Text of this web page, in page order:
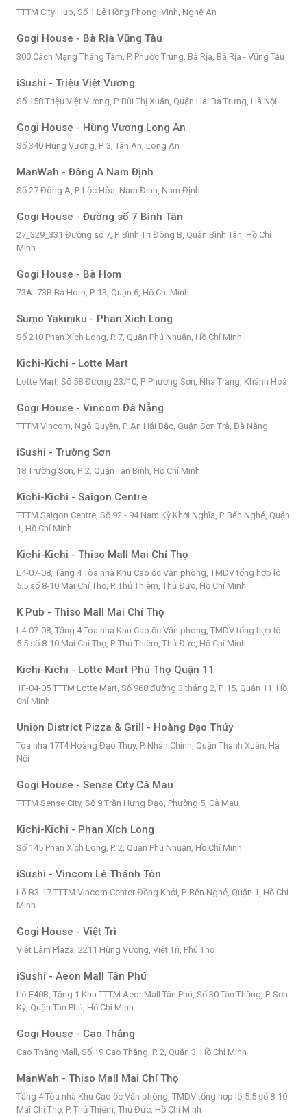
TTTM City Hub, Số 1 Lê Hồng Phong, Vinh, Nghệ An
Gogi House - Bà Rịa Vũng Tàu
300 Cách Mạng Tháng Tám, P. Phước Trung, Bà Rịa, Bà Rịa - Vũng Tàu
iSushi - Triệu Việt Vương
Số 158 Triệu Việt Vương, P. Bùi Thị Xuân, Quận Hai Bà Trưng, Hà Nội
Gogi House - Hùng Vương Long An
Số 340 Hùng Vương, P. 3, Tân An, Long An
ManWah - Đông A Nam Định
Số 27 Đông A, P. Lộc Hòa, Nam Định, Nam Định
Gogi House - Đường số 7 Bình Tân
27_329_331 Đường số 7, P. Bình Trị Đông B, Quận Bình Tân, Hồ Chí
Minh
Gogi House - Bà Hom
73A -73B Bà Hom, P. 13, Quận 6, Hồ Chí Minh
Sumo Yakiniku - Phan Xích Long
Số 210 Phan Xích Long, P. 7, Quận Phú Nhuận, Hồ Chí Minh
Kichi-Kichi - Lotte Mart
Lotte Mart, Số 58 Đường 23/10, P. Phương Sơn, Nha Trang, Khánh Hoà
Gogi House - Vincom Đà Nẵng
TTTM Vincom, Ngô Quyền, P. An Hải Bắc, Quận Sơn Trà, Đà Nẵng
iSushi - Trường Sơn
18 Trường Sơn, P. 2, Quận Tân Bình, Hồ Chí Minh
Kichi-Kichi - Saigon Centre
TTTM Saigon Centre, Số 92 - 94 Nam Kỳ Khởi Nghĩa, P. Bến Nghé, Quận
1, Hồ Chí Minh
Kichi-Kichi - Thiso Mall Mai Chí Thọ
L4-07-08, Tầng 4 Tòa nhà Khu Cao ốc Văn phòng, TMDV tổng hợp lô
5.5 số 8-10 Mai Chí Thọ, P. Thủ Thiêm, Thủ Đức, Hồ Chí Minh
K Pub - Thiso Mall Mai Chí Thọ
L4-07-08, Tầng 4 Tòa nhà Khu Cao ốc Văn phòng, TMDV tổng hợp lô
5.5 số 8-10 Mai Chí Thọ, P. Thủ Thiêm, Thủ Đức, Hồ Chí Minh
Kichi-Kichi - Lotte Mart Phú Thọ Quận 11
1F-04-05 TTTM Lotte Mart, Số 968 đường 3 tháng 2, P. 15, Quận 11, Hồ
Chí Minh
Union District Pizza & Grill - Hoàng Đạo Thúy
Tòa nhà 17T4 Hoàng Đạo Thúy, P. Nhân Chính, Quận Thanh Xuân, Hà
Nội
Gogi House - Sense City Cà Mau
TTTM Sense City, Số 9 Trần Hưng Đạo, Phường 5, Cà Mau
Kichi-Kichi - Phan Xích Long
Số 145 Phan Xích Long, P. 2, Quận Phú Nhuận, Hồ Chí Minh
iSushi - Vincom Lê Thánh Tôn
Lô B3-17 TTTM Vincom Center Đồng Khởi, P. Bến Nghé, Quận 1, Hồ Chí
Minh
Gogi House - Việt Trì
Việt Lâm Plaza, 2211 Hùng Vương, Việt Trì, Phú Thọ
iSushi - Aeon Mall Tân Phú
Lô F40B, Tầng 1 Khu TTTM AeonMall Tân Phú, Số 30 Tân Thắng, P. Sơn
Kỳ, Quận Tân Phú, Hồ Chí Minh
Gogi House - Cao Thắng
Cao Thắng Mall, Số 19 Cao Thắng, P. 2, Quận 3, Hồ Chí Minh
ManWah - Thiso Mall Mai Chí Thọ
Tầng 4 Tòa nhà Khu Cao ốc Văn phòng, TMDV tổng hợp lô 5.5 số 8-10
Mai Chí Thọ, P. Thủ Thiêm, Thủ Đức, Hồ Chí Minh